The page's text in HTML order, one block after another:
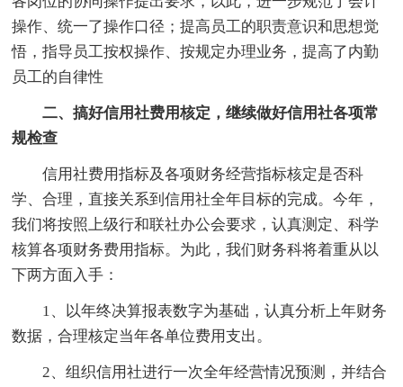
操作、统一了操作口径；提高员工的职责意识和思想觉
悟，指导员工按权操作、按规定办理业务，提高了内勤
员工的自律性
二、搞好信用社费用核定，继续做好信用社各项常
规检查
信用社费用指标及各项财务经营指标核定是否科
学、合理，直接关系到信用社全年目标的完成。今年，
我们将按照上级行和联社办公会要求，认真测定、科学
核算各项财务费用指标。为此，我们财务科将着重从以
下两方面入手：
1、以年终决算报表数字为基础，认真分析上年财务
数据，合理核定当年各单位费用支出。
2、组织信用社进行一次全年经营情况预测，并结合